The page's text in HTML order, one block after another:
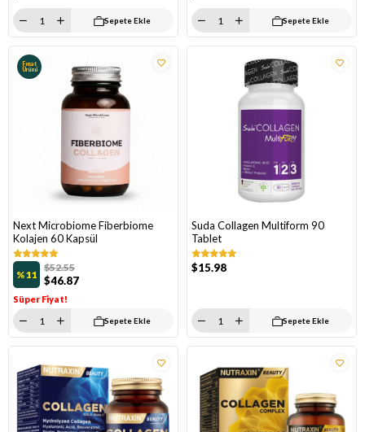
Sepete Ekle Sepete Ekle
Next Microbiome Fiberbiome
Kolajen 60 Kapsül
%11 $46.87
$52.55
Süper Fiyat!
Fırsat
Ürünü
Sepete Ekle
Suda Collagen Multiform 90
Tablet
$15.98
Sepete Ekle